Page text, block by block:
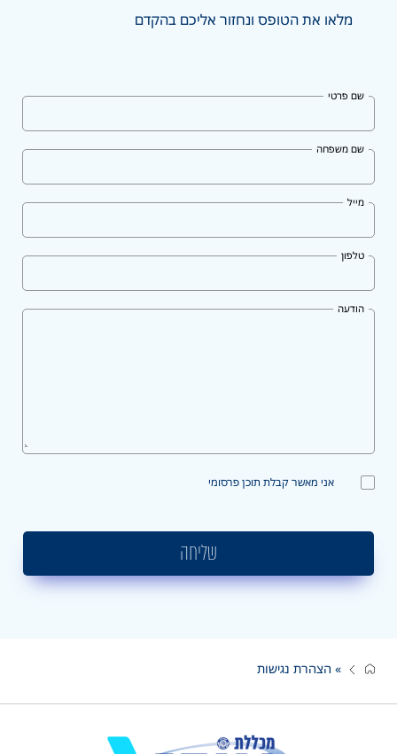
מלאו את הטופס ונחזור אליכם בהקדם
שם פרטי
שם משפחה
מייל
טלפון
הודעה
אני מאשר קבלת תוכן פרסומי
שליחה
» הצהרת נגישות